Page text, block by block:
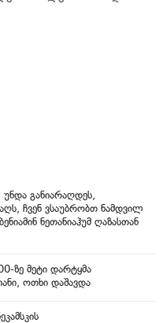
განიარაღდეს,
ჩვენ ვსაუბრობთ ნამდვილ
ნეთანიაჰუმ ღაზასთან
ზე მეტი დარტყმა
ოთხი დაშავდა